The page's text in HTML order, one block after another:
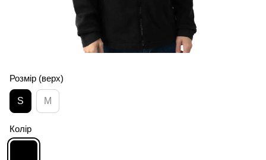
Розмір (верх)
S M
Колір